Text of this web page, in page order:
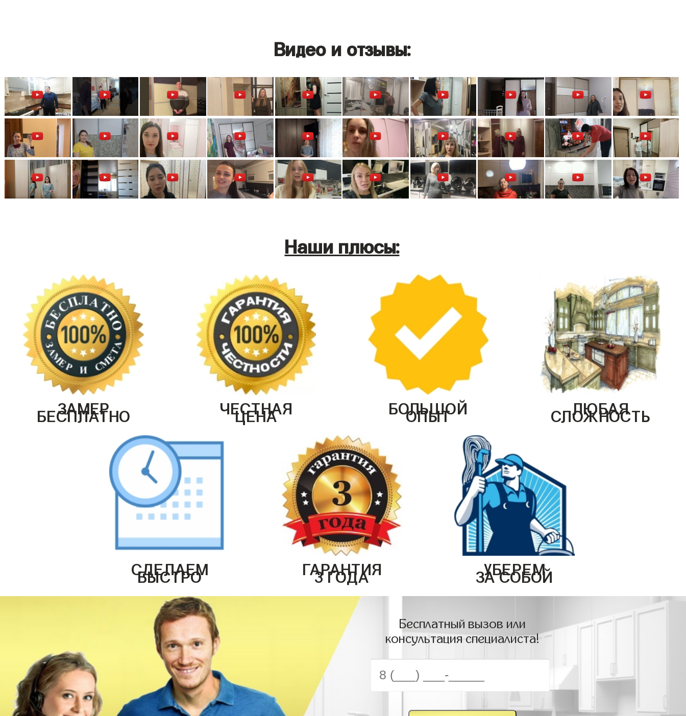
Видео и отзывы:
Наши плюсы:
ЗАМЕР
БЕСПЛАТНО ЧЕСТНАЯ
ЦЕНА БОЛЬШОЙ
ОПЫТ ЛЮБАЯ
СЛОЖНОСТЬ
СДЕЛАЕМ
БЫСТРО ГАРАНТИЯ
3 ГОДА УБЕРЕМ
ЗА СОБОЙ
Бесплатный вызов или
консультация специалиста!